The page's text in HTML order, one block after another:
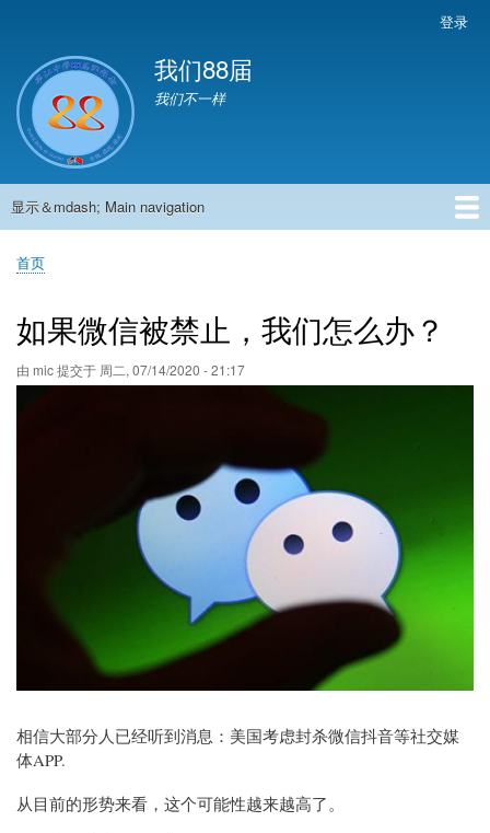
到
主
account
menu
登录
我们88届
我们不一样
Main
显示＆mdash; Main navigation
首页
881班动态
882班动态
883班动态
884班动态
56班动态
留言板
申请用户
面
屑
首页
如果微信被禁止，我们怎么办？
由 mic提交于 周二, 07/14/2020 - 21:17
相信大部分人已经听到消息：美国考虑封杀微信抖音等社交媒
体APP.
从目前的形势来看，这个可能性越来越高了。